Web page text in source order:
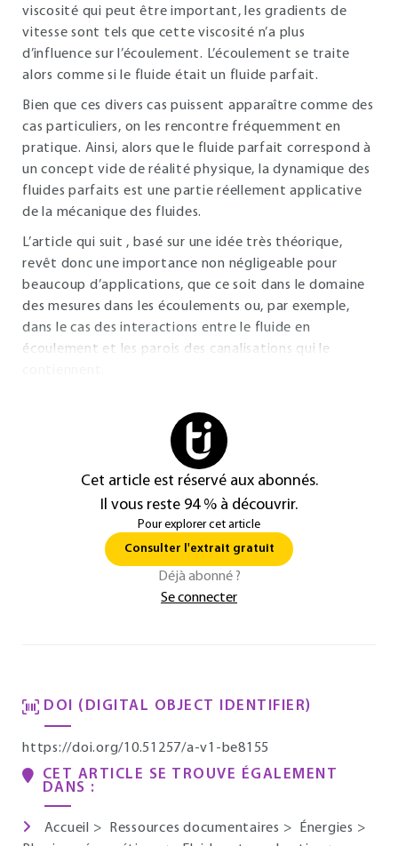
viscosité qui peut être important, les gradients de
vitesse sont tels que cette viscosité n’a plus
d’influence sur l’écoulement. L’écoulement se traite
alors comme si le fluide était un fluide parfait.
Bien que ces divers cas puissent apparaître comme des
cas particuliers, on les rencontre fréquemment en
pratique. Ainsi, alors que le fluide parfait correspond à
un concept vide de réalité physique, la dynamique des
fluides parfaits est une partie réellement applicative
de la mécanique des fluides.
L’article qui suit , basé sur une idée très théorique,
revêt donc une importance non négligeable pour
beaucoup d’applications, que ce soit dans le domaine
des mesures dans les écoulements ou, par exemple,
dans le cas des interactions entre le fluide en
écoulement et les parois des canalisations qui le
Cet article est réservé aux abonnés.
Il vous reste 94 % à découvrir.
Pour explorer cet article
Consulter l'extrait gratuit
Déjà abonné ?
Se connecter
DOI (DIGITAL OBJECT IDENTIFIER)
https://doi.org/10.51257/a-v1-be8155
CET ARTICLE SE TROUVE ÉGALEMENT
DANS :
Accueil > Ressources documentaires > Énergies >